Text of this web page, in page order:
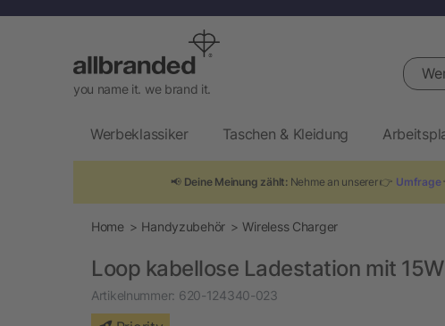
you name it. we brand it.
Werbeklassiker Taschen & Kleidung
📢 Deine Meinung zählt:Nehme an unserer 👉 Umfrage
Home Handyzubehör Wireless Charger
Loop kabellose Ladestation mit
Artikelnummer: 620-124340-023